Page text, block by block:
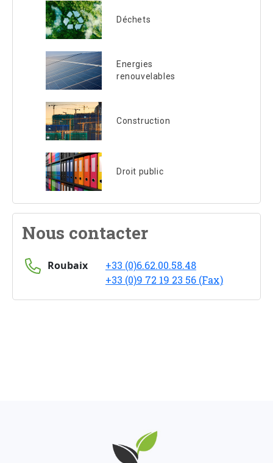
Déchets
Energies
renouvelables
Construction
Droit public
Nous contacter
Roubaix
+33 (0)6.62.00.58.48
+33 (0)9 72 19 23 56 (Fax)